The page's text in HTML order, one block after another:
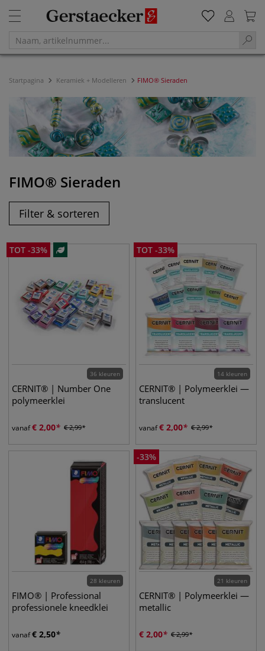
Startpagina Keramiek + Modelleren FIMO® Sieraden
FIMO® Sieraden
Filter & sorteren
TOT -33%
36 kleuren
CERNIT® | Number One
polymeerklei
vanaf€ 2,00 €2,99
TOT -33%
14 kleuren
CERNIT® | Polymeerklei —
translucent
vanaf€ 2,00 €2,99
28 kleuren
FIMO® | Professional
professionele kneedklei
vanaf€ 2,50
-33%
21 kleuren
CERNIT® | Polymeerklei —
metallic
€ 2,00 €2,99